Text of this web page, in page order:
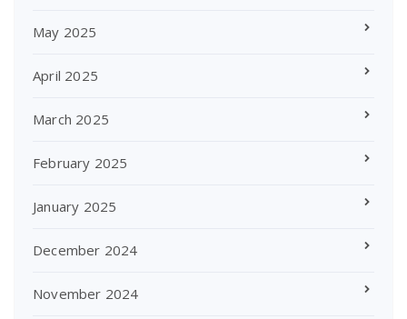
May 2025
April 2025
March 2025
February 2025
January 2025
December 2024
November 2024